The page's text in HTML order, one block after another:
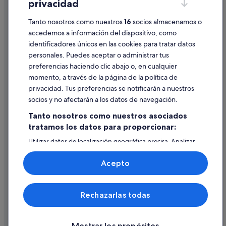
Información legal/contacto
Pautas sobre el contenido y cómo denunciar contenido
Ayuda
Cancelar un vuelo
Cancelar una reserva de hotel o de un alquiler vacacional
Utilizar un cupón de Expedia
Documentos para viajes internacionales
© 2026 Expedia, Inc., una empresa de Expedia Group. Todos los
derechos reservados. Expedia y el logotipo de Expedia son marcas
comerciales o marcas comerciales registradas de Expedia, Inc.
privacidad
Tanto nosotros como nuestros16 socios almacenamos o
accedemos a información del dispositivo, como
identificadores únicos en las cookies para tratar datos
personales. Puedes aceptar o administrar tus
preferencias haciendo clic abajo o, en cualquier
momento, a través de la página de la política de
privacidad. Tus preferencias se notificarán a nuestros
socios y no afectarán a los datos de navegación.
Tanto nosotros como nuestros asociados
tratamos los datos para proporcionar:
Utilizar datos de localización geográfica precisa. Analizar
activamente las características del dispositivo para su
identificación. Almacenar la información en un dispositivo
y/o acceder a ella. Publicidad y contenido personalizados,
medición de publicidad y contenido, investigación de
audiencia y desarrollo de servicios.
Lista de asociados (proveedores)
Rechazarlas todas
Acepto